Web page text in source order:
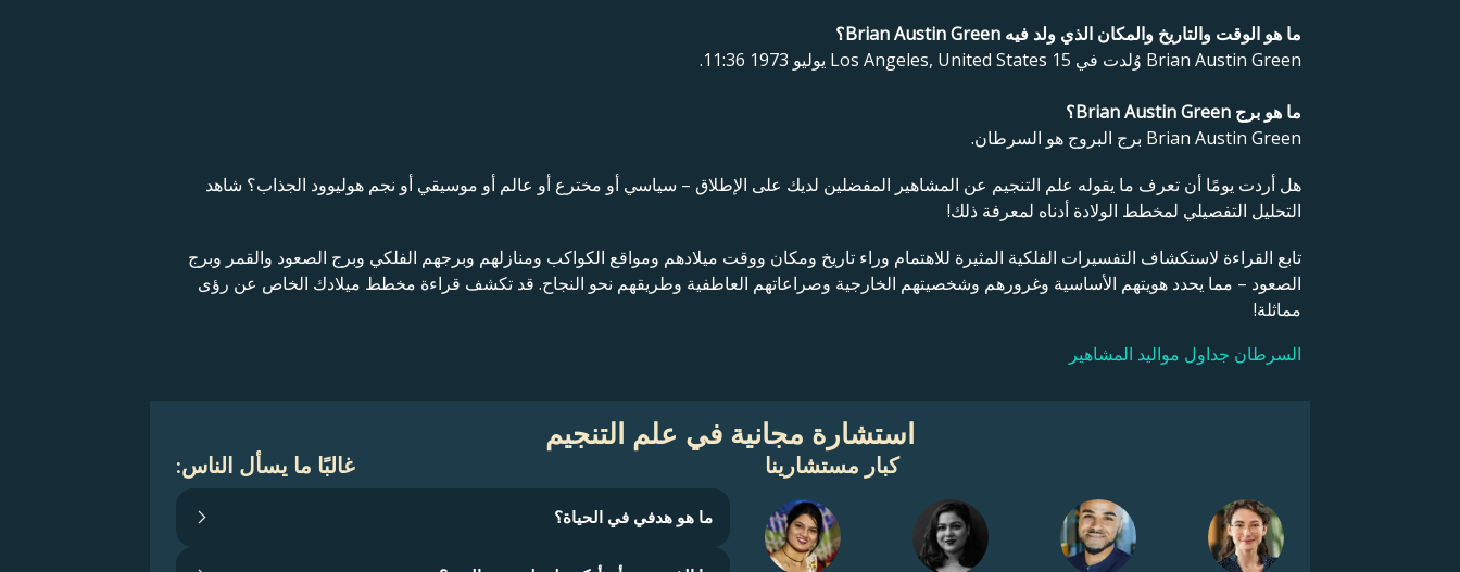
ما هو الوقت والتاريخ والمكان الذي ولد فيه Brian Austin Green؟
Brian Austin Green وُلدت في Los Angeles, United States 15 يوليو 1973 11:36.
ما هو برج Brian Austin Green؟
Brian Austin Green برج البروج هو السرطان.
هل أردت يومًا أن تعرف ما يقوله علم التنجيم عن المشاهير المفضلين لديك على الإطلاق – سياسي أو مخترع أو عالم أو موسيقي أو نجم هوليوود الجذاب؟ شاهد
التحليل التفصيلي لمخطط الولادة أدناه لمعرفة ذلك!
تابع القراءة لاستكشاف التفسيرات الفلكية المثيرة للاهتمام وراء تاريخ ومكان ووقت ميلادهم ومواقع الكواكب ومنازلهم وبرجهم الفلكي وبرج الصعود والقمر وبرج
الصعود – مما يحدد هويتهم الأساسية وغرورهم وشخصيتهم الخارجية وصراعاتهم العاطفية وطريقهم نحو النجاح. قد تكشف قراءة مخطط ميلادك الخاص عن رؤى
مماثلة!
السرطان جداول مواليد المشاهير
استشارة مجانية في علم التنجيم
كبار مستشارينا غالبًا ما يسأل الناس:
ما هو هدفي في الحياة؟